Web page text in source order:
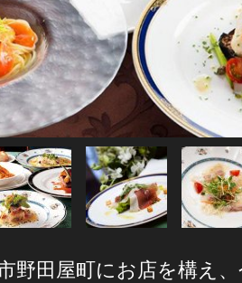
野田屋町にお店を構え